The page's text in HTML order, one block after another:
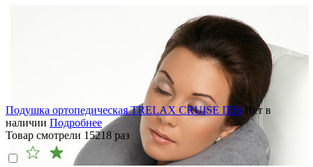
Подушка ортопедическая TRELAX CRUISE П36 Нет в
наличии Подробнее
Товар смотрели 15218 раз